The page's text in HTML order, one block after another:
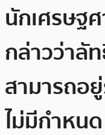
นักเศรษฐ
กล่าวว่าลั
สามารถอ
ไม่มีกำหนด